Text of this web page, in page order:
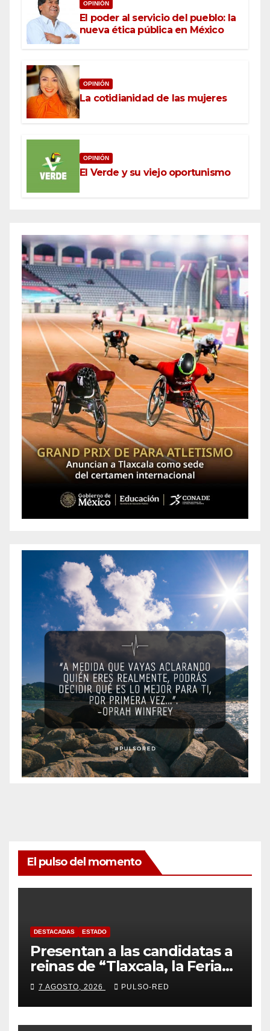
OPINIÓN
El poder al servicio del pueblo: la
nueva ética pública en México
OPINIÓN
La cotidianidad de las mujeres
OPINIÓN
El Verde y su viejo oportunismo
El pulso del momento
DESTACADAS ESTADO
Presentan a las candidatas a
reinas de “Tlaxcala, la Feria
de Ferias 2026: La Flor
Tlaxcalteca”
7 AGOSTO, 2026 PULSO-RED